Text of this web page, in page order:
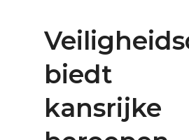
biedt
kansrijke